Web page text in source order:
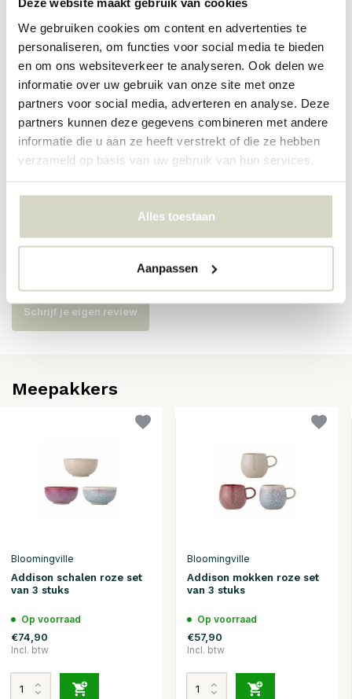
We gebruiken cookies om content en advertenties te
personaliseren, om functies voor social media te bieden
en om ons websiteverkeer te analyseren. Ook delen we
informatie over uw gebruik van onze site met onze
partners voor social media, adverteren en analyse. Deze
partners kunnen deze gegevens combineren met andere
informatie die u aan ze heeft verstrekt of die ze hebben
verzameld op basis van uw gebruik van hun services.
Alles toestaan
Aanpassen
verschillen zijn. Geschikt voor in de vaatwasser, oven en
magnetron.
PRODUCTSPECIFICATIES
Artikelnummer 82073171
SKU 82073171
Reviews
Er zijn nog geen reviews geschreven over dit product..
Schrijf je eigen review
Meepakkers
Bloomingville
Addison schalen roze set
van 3 stuks
Op voorraad
€74,90
Incl. btw
Bloomingville
Addison mokken roze set
van 3 stuks
Op voorraad
€57,90
Incl. btw